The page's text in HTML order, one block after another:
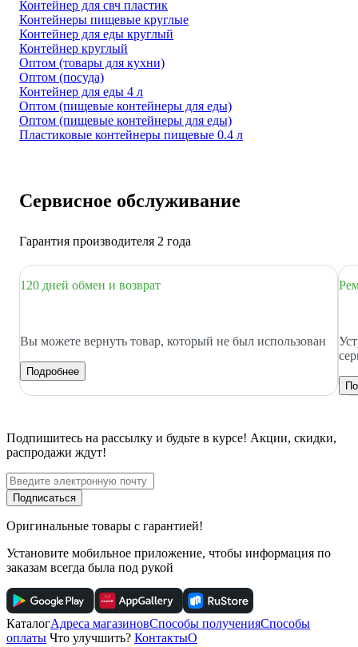
Контейнер для свч пластик
Контейнеры пищевые круглые
Контейнер для еды круглый
Контейнер круглый
Оптом (товары для кухни)
Оптом (посуда)
Контейнер для еды 4 л
Оптом (пищевые контейнеры для еды)
Оптом (пищевые контейнеры для еды)
Пластиковые контейнеры пищевые 0.4 л
Сервисное обслуживание
Гарантия производителя 2 года
120 дней обмен и возврат
Вы можете вернуть товар, который не был использован
Подробнее
Подпишитесь на рассылку и будьте в курсе! Акции, скидки,
распродажи ждут!
Подписаться
Оригинальные товары с гарантией!
Установите мобильное приложение, чтобы информация по
заказам всегда была под рукой
КаталогАдреса магазиновСпособы полученияСпособы
оплаты Что улучшить? КонтактыО